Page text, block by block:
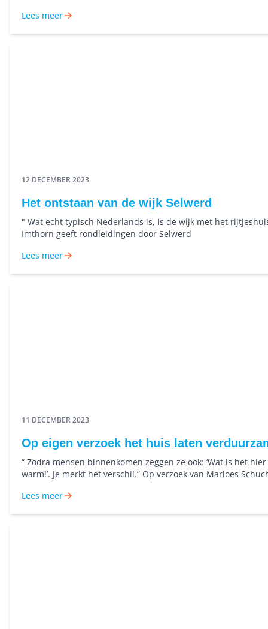
Lees meer
12 DECEMBER 2023
Het ontstaan van de wijk Selwerd
" Wat echt typisch Nederlands is, is de wijk met het
Imthorn geeft rondleidingen door Selwerd
Lees meer
11 DECEMBER 2023
Op eigen verzoek het huis laten
“ Zodra mensen binnenkomen zeggen ze ook: ‘Wat is het
warm!’. Je merkt het verschil.” Op verzoek van Marloes
energiezuiniger gemaakt door Nijestee
Lees meer